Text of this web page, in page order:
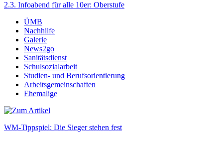
2.3. Infoabend für alle 10er: Oberstufe
ÜMB
Nachhilfe
Galerie
News2go
Sanitätsdienst
Schulsozialarbeit
Studien- und Berufsorientierung
Arbeitsgemeinschaften
Ehemalige
WM-Tippspiel: Die Sieger stehen fest